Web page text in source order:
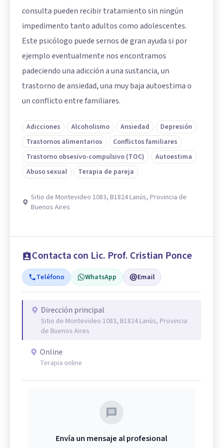
consulta pueden recibir tratamiento sin ningún
impedimento tanto adultos como adolescentes.
Este psicólogo puede sernos de gran ayuda si por
ejemplo eventualmente nos encontramos
padeciendo una adicción a una sustancia, un
trastorno de ansiedad, una muy baja autoestima o
un conflicto entre familiares.
Adicciones Alcoholismo Ansiedad
Depresión
Trastornos alimentarios
Conflictos familiares
Trastorno obsesivo-compulsivo (TOC)
Autoestima
Abuso sexual
Terapia de pareja
Sitio de Montevideo 1083, B1824 Lanús, Provincia de
Buenos Aires
Contacta con Lic. Prof. Cristian Ponce
Teléfono WhatsApp Email
Dirección principal
Sitio de Montevideo 1083, B1824 Lanús, Provincia
de Buenos Aires
Online
Terapia online
Envía un mensaje al profesional